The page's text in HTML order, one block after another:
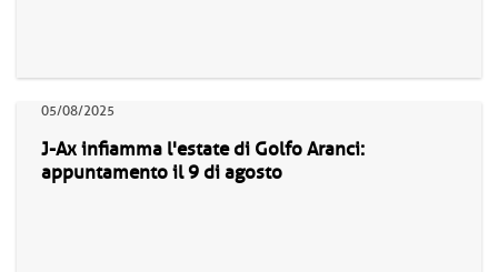
05/08/2025
J-Ax infiamma l'estate di Golfo Aranci:
appuntamento il 9 di agosto